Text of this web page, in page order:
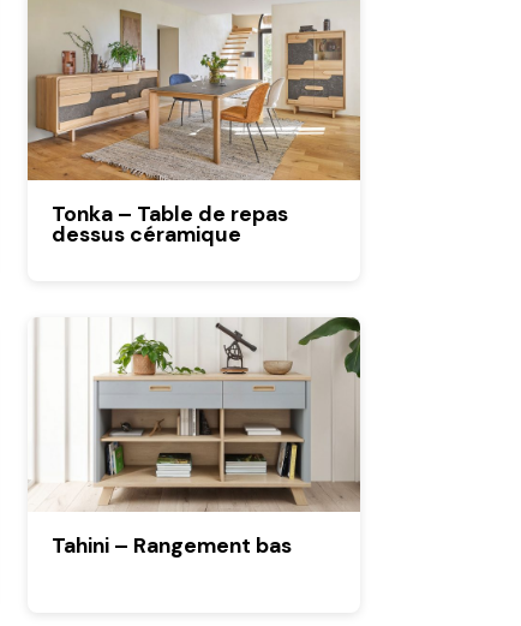
Tonka – Table de repas
dessus céramique
Tahini – Rangement bas